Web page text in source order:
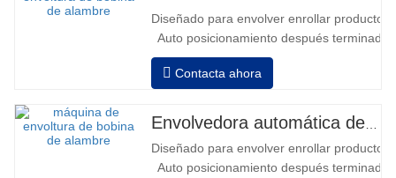
tiempo de carga aprox. 8-10h…
Diseñado para envolver enrollar
Auto posicionamiento después
velocidad, estiramiento fuerza puede ser
Neumático superior plato a prensa
Contacta ahora
Diseñado para envolver enrollar
Auto posicionamiento después